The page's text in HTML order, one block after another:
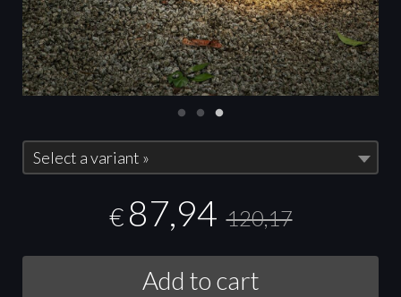
Select a variant »
€ 87,94 120,17
Add to cart